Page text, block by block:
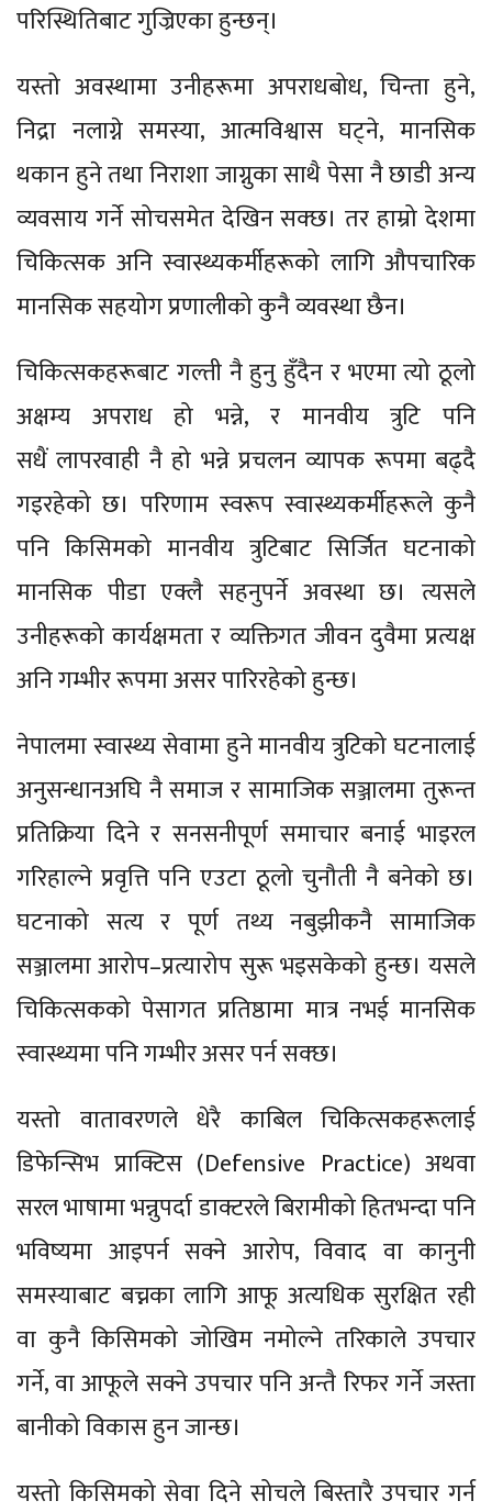
परिस्थितिबाट गुज्रिएका हुन्छन्।
यस्तो अवस्थामा उनीहरूमा अपराधबोध, चिन्ता हुने,
निद्रा नलाग्ने समस्या, आत्मविश्वास घट्ने, मानसिक
थकान हुने तथा निराशा जाग्नुका साथै पेसा नै छाडी अन्य
व्यवसाय गर्ने सोचसमेत देखिन सक्छ। तर हाम्रो देशमा
चिकित्सक अनि स्वास्थ्यकर्मीहरूको लागि औपचारिक
मानसिक सहयोग प्रणालीको कुनै व्यवस्था छैन।
चिकित्सकहरूबाट गल्ती नै हुनु हुँदैन र भएमा त्यो ठूलो
अक्षम्य अपराध हो भन्ने, र मानवीय त्रुटि पनि
सधैं लापरवाही नै हो भन्ने प्रचलन व्यापक रूपमा बढ्दै
गइरहेको छ। परिणाम स्वरूप स्वास्थ्यकर्मीहरूले कुनै
पनि किसिमको मानवीय त्रुटिबाट सिर्जित घटनाको
मानसिक पीडा एक्लै सहनुपर्ने अवस्था छ। त्यसले
उनीहरूको कार्यक्षमता र व्यक्तिगत जीवन दुवैमा प्रत्यक्ष
अनि गम्भीर रूपमा असर पारिरहेको हुन्छ।
नेपालमा स्वास्थ्य सेवामा हुने मानवीय त्रुटिको घटनालाई
अनुसन्धानअघि नै समाज र सामाजिक सञ्जालमा तुरून्त
प्रतिक्रिया दिने र सनसनीपूर्ण समाचार बनाई भाइरल
गरिहाल्ने प्रवृत्ति पनि एउटा ठूलो चुनौती नै बनेको छ।
घटनाको सत्य र पूर्ण तथ्य नबुझीकनै सामाजिक
सञ्जालमा आरोप–प्रत्यारोप सुरू भइसकेको हुन्छ। यसले
चिकित्सकको पेसागत प्रतिष्ठामा मात्र नभई मानसिक
स्वास्थ्यमा पनि गम्भीर असर पर्न सक्छ।
यस्तो वातावरणले धेरै काबिल चिकित्सकहरूलाई
डिफेन्सिभ प्राक्टिस (Defensive Practice) अथवा
सरल भाषामा भन्नुपर्दा डाक्टरले बिरामीको हितभन्दा पनि
भविष्यमा आइपर्न सक्ने आरोप, विवाद वा कानुनी
समस्याबाट बच्नका लागि आफू अत्यधिक सुरक्षित रही
वा कुनै किसिमको जोखिम नमोल्ने तरिकाले उपचार
गर्ने, वा आफूले सक्ने उपचार पनि अन्तै रिफर गर्ने जस्ता
बानीको विकास हुन जान्छ।
यस्तो किसिमको सेवा दिने सोचले बिस्तारै उपचार गर्न